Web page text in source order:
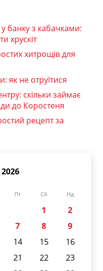
банку з кабачками:
хрускіт
хитрощів для
як не отруїтися
скільки займає
до Коростеня
рецепт за
Пт Сб Нд
1
2
7 8
9
14 15
16
21 22
23